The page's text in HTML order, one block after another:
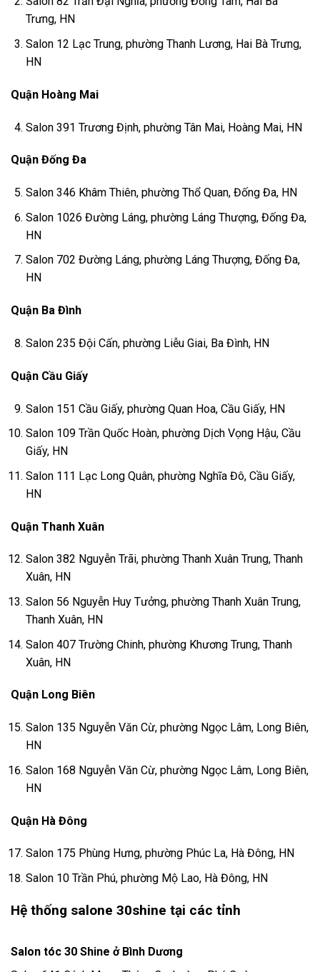
Trưng, HN
Salon 12 Lạc Trung, phường Thanh Lương, Hai Bà Trưng,
HN
Quận Hoàng Mai
Salon 391 Trương Định, phường Tân Mai, Hoàng Mai, HN
Quận Đống Đa
Salon 346 Khâm Thiên, phường Thổ Quan, Đống Đa, HN
Salon 1026 Đường Láng, phường Láng Thượng, Đống Đa,
HN
Salon 702 Đường Láng, phường Láng Thượng, Đống Đa,
HN
Quận Ba Đình
Salon 235 Đội Cấn, phường Liễu Giai, Ba Đình, HN
Quận Cầu Giấy
Salon 151 Cầu Giấy, phường Quan Hoa, Cầu Giấy, HN
Salon 109 Trần Quốc Hoàn, phường Dịch Vọng Hậu, Cầu
Giấy, HN
Salon 111 Lạc Long Quân, phường Nghĩa Đô, Cầu Giấy,
HN
Quận Thanh Xuân
Salon 382 Nguyễn Trãi, phường Thanh Xuân Trung, Thanh
Xuân, HN
Salon 56 Nguyễn Huy Tưởng, phường Thanh Xuân Trung,
Thanh Xuân, HN
Salon 407 Trường Chinh, phường Khương Trung, Thanh
Xuân, HN
Quận Long Biên
Salon 135 Nguyễn Văn Cừ, phường Ngọc Lâm, Long Biên,
HN
Salon 168 Nguyễn Văn Cừ, phường Ngọc Lâm, Long Biên,
HN
Quận Hà Đông
Salon 175 Phùng Hưng, phường Phúc La, Hà Đông, HN
Salon 10 Trần Phú, phường Mộ Lao, Hà Đông, HN
Hệ thống salone 30shine tại các tỉnh
Salon tóc 30 Shine ở Bình Dương